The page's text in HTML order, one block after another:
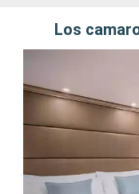
Los